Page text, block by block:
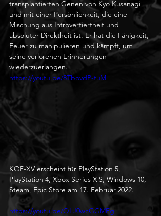
transplantierten Genen von Kyo Kusanagi
und mit einer Persönlichkeit, die eine
Mischung aus Introvertiertheit und
absoluter Direktheit ist. Er hat die Fähigkeit,
Feuer zu manipulieren und kämpft, um
seine verlorenen Erinnerungen
wiederzuerlangen.
https://youtu.be/8TbovdP-tuM
KOF-XV erscheint für PlayStation 5,
PlayStation 4, Xbox Series X|S, Windows 10,
Steam, Epic Store am 17. Februar 2022.
https://youtu.be/QLJ0wcGGMFg